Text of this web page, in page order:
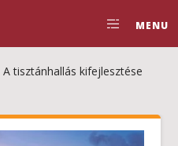
MENU
A tisztánhallás kifejlesztése